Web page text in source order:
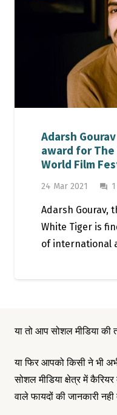
Adarsh
award for
World Film
24 Mar 2021 question_answer 1
Adarsh Gourav,
White Tiger is
of international
या तो आप सोशल मीडिया
या फिर आपको किसी ने भी
सोशल मीडिया क्षेत्र में
वाले फायदों की जानकारी नही